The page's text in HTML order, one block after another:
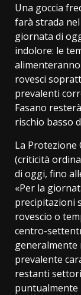
Una goccia
farà strada
giornata di
indolore: le
rovesci
prevalenti
Fasano
rischio basso
La Protezione
(criticità
di oggi, fino
«Per la
precipitazioni
rovescio o
centro-
generalmente
prevalente
restanti
puntualmente